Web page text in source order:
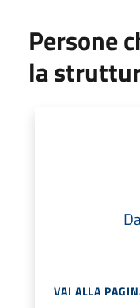
Persone
la
VAI ALLA